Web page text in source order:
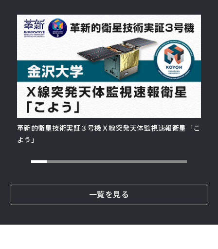
革新的衛星技術実証３号機Ｘ線突発天体監視速報衛星「こ
よう」
一覧を見る